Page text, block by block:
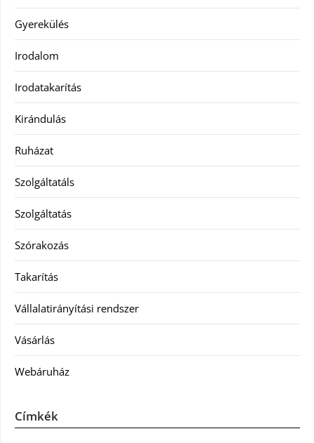
Gyerekülés
Irodalom
Irodatakarítás
Kirándulás
Ruházat
Szolgáltatáls
Szolgáltatás
Szórakozás
Takarítás
Vállalatirányítási rendszer
Vásárlás
Webáruház
Címkék